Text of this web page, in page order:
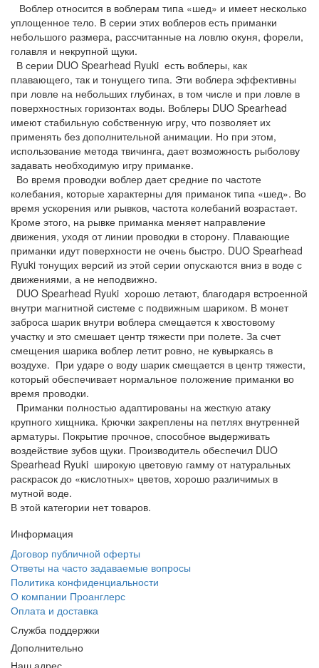
Воблер относится в воблерам типа «шед» и имеет несколько
уплощенное тело. В серии этих воблеров есть приманки
небольшого размера, рассчитанные на ловлю окуня, форели,
голавля и некрупной щуки.
В серии DUO Spearhead Ryuki есть воблеры, как
плавающего, так и тонущего типа. Эти воблера эффективны
при ловле на небольших глубинах, в том числе и при ловле в
поверхностных горизонтах воды. Воблеры DUO Spearhead
имеют стабильную собственную игру, что позволяет их
применять без дополнительной анимации. Но при этом,
использование метода твичинга, дает возможность рыболову
задавать необходимую игру приманке.
Во время проводки воблер дает средние по частоте
колебания, которые характерны для приманок типа «шед». Во
время ускорения или рывков, частота колебаний возрастает.
Кроме этого, на рывке приманка меняет направление
движения, уходя от линии проводки в сторону. Плавающие
приманки идут поверхности не очень быстро. DUO Spearhead
Ryuki тонущих версий из этой серии опускаются вниз в воде с
движениями, а не неподвижно.
DUO Spearhead Ryuki хорошо летают, благодаря встроенной
внутри магнитной системе с подвижным шариком. В монет
заброса шарик внутри воблера смещается к хвостовому
участку и это смешает центр тяжести при полете. За счет
смещения шарика воблер летит ровно, не кувыркаясь в
воздухе. При ударе о воду шарик смещается в центр тяжести,
который обеспечивает нормальное положение приманки во
время проводки.
Приманки полностью адаптированы на жесткую атаку
крупного хищника. Крючки закреплены на петлях внутренней
арматуры. Покрытие прочное, способное выдерживать
воздействие зубов щуки. Производитель обеспечил DUO
Spearhead Ryuki широкую цветовую гамму от натуральных
раскрасок до «кислотных» цветов, хорошо различимых в
мутной воде.
В этой категории нет товаров.
Информация
Договор публичной оферты
Ответы на часто задаваемые вопросы
Политика конфиденциальности
О компании Проанглерс
Оплата и доставка
Служба поддержки
Дополнительно
Наш адрес